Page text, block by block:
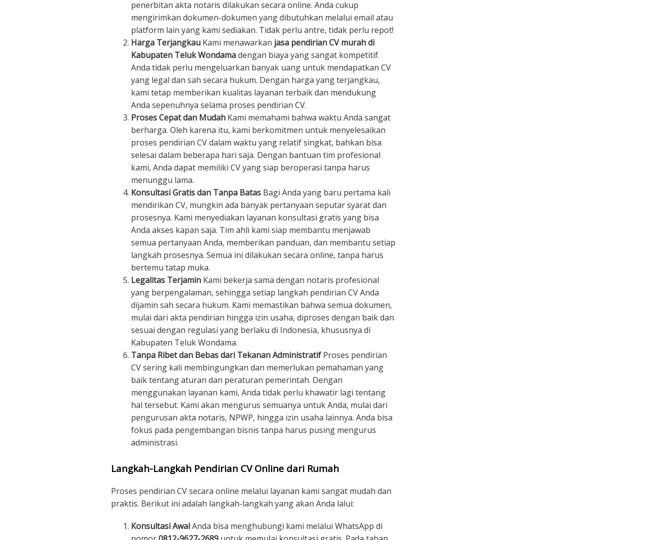
penerbitan akta notaris dilakukan secara online. Anda cukup
mengirimkan dokumen-dokumen yang dibutuhkan melalui email atau
platform lain yang kami sediakan. Tidak perlu antre, tidak perlu repot!
Harga Terjangkau Kami menawarkan jasa pendirian CV murah di
Kabupaten Teluk Wondamadengan biaya yang sangat kompetitif.
Anda tidak perlu mengeluarkan banyak uang untuk mendapatkan CV
yang legal dan sah secara hukum. Dengan harga yang terjangkau,
kami tetap memberikan kualitas layanan terbaik dan mendukung
Anda sepenuhnya selama proses pendirian CV.
Proses Cepat dan Mudah Kami memahami bahwa waktu Anda sangat
berharga. Oleh karena itu, kami berkomitmen untuk menyelesaikan
proses pendirian CV dalam waktu yang relatif singkat, bahkan bisa
selesai dalam beberapa hari saja. Dengan bantuan tim profesional
kami, Anda dapat memiliki CV yang siap beroperasi tanpa harus
menunggu lama.
Konsultasi Gratis dan Tanpa Batas Bagi Anda yang baru pertama kali
mendirikan CV, mungkin ada banyak pertanyaan seputar syarat dan
prosesnya. Kami menyediakan layanan konsultasi gratis yang bisa
Anda akses kapan saja. Tim ahli kami siap membantu menjawab
semua pertanyaan Anda, memberikan panduan, dan membantu setiap
langkah prosesnya. Semua ini dilakukan secara online, tanpa harus
bertemu tatap muka.
Legalitas Terjamin Kami bekerja sama dengan notaris profesional
yang berpengalaman, sehingga setiap langkah pendirian CV Anda
dijamin sah secara hukum. Kami memastikan bahwa semua dokumen,
mulai dari akta pendirian hingga izin usaha, diproses dengan baik dan
sesuai dengan regulasi yang berlaku di Indonesia, khususnya di
Kabupaten Teluk Wondama.
Tanpa Ribet dan Bebas dari Tekanan AdministratifProses pendirian
CV sering kali membingungkan dan memerlukan pemahaman yang
baik tentang aturan dan peraturan pemerintah. Dengan
menggunakan layanan kami, Anda tidak perlu khawatir lagi tentang
hal tersebut. Kami akan mengurus semuanya untuk Anda, mulai dari
pengurusan akta notaris, NPWP, hingga izin usaha lainnya. Anda bisa
fokus pada pengembangan bisnis tanpa harus pusing mengurus
administrasi.
Langkah-Langkah Pendirian CV Online dari Rumah
Proses pendirian CV secara online melalui layanan kami sangat mudah dan
praktis. Berikut ini adalah langkah-langkah yang akan Anda lalui:
Konsultasi AwalAnda bisa menghubungi kami melalui WhatsApp di